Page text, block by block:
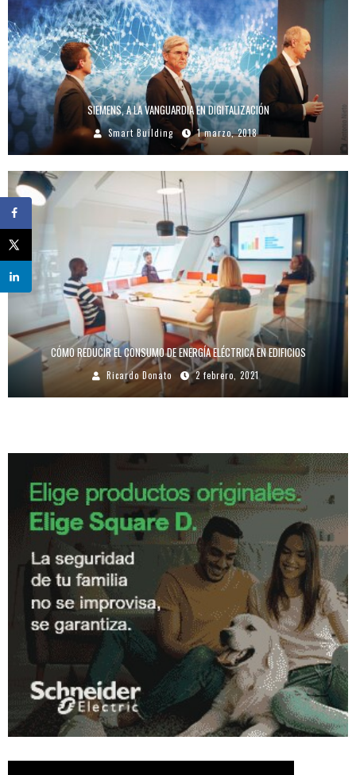
SIEMENS, A LA VANGUARDIA EN DIGITALIZACIÓN
Smart Building 1 marzo, 2018
CÓMO REDUCIR EL CONSUMO DE ENERGÍA ELÉCTRICA EN EDIFICIOS
Ricardo Donato 2 febrero, 2021